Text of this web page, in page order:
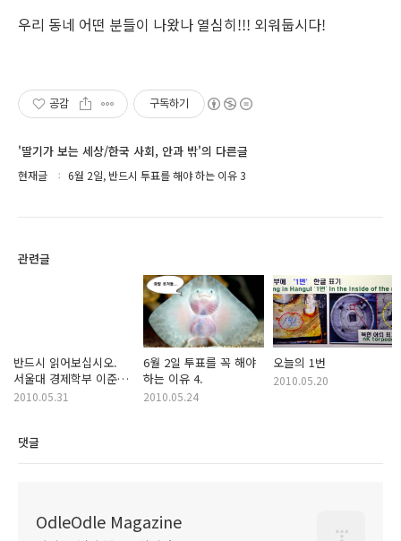
우리 동네 어떤 분들이 나왔나 열심히!!! 외워둡시다!
공감 구독하기
'딸기가 보는 세상/한국 사회, 안과 밖'의 다른글
현재글 6월 2일, 반드시 투표를 해야 하는 이유 3
관련글
반드시 읽어보십시오.
서울대 경제학부 이준구
교수의 글입니다.
2010.05.31
6월 2일 투표를 꼭 해야
하는 이유 4.
2010.05.24
오늘의 1번
2010.05.20
댓글
OdleOdle Magazine